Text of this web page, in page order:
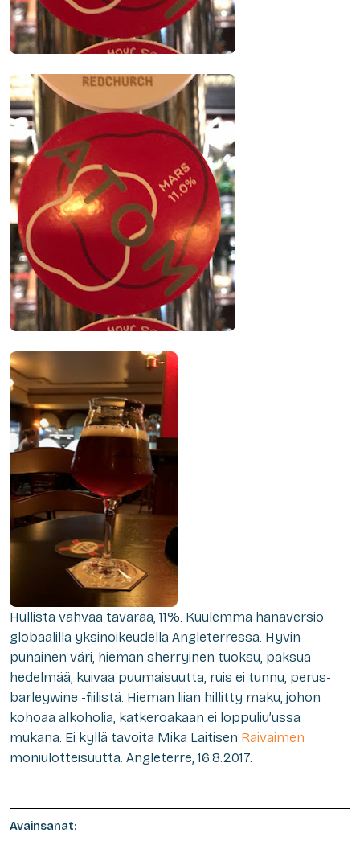
Hullista vahvaa tavaraa, 11%. Kuulemma hanaversio
globaalilla yksinoikeudella Angleterressa. Hyvin
punainen väri, hieman sherryinen tuoksu, paksua
hedelmää, kuivaa puumaisuutta, ruis ei tunnu, perus-
barleywine -fiilistä. Hieman liian hillitty maku, johon
kohoaa alkoholia, katkeroakaan ei loppuliu’ussa
mukana. Ei kyllä tavoita Mika Laitisen Raivaimen
moniulotteisuutta. Angleterre, 16.8.2017.
Avainsanat: